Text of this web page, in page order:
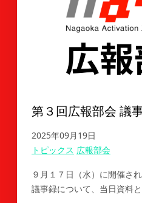
第３回広報部会 議
2025年09月19日
トピックス 広報部会
９月１７日（水）に開催さ
議事録について、当日資料